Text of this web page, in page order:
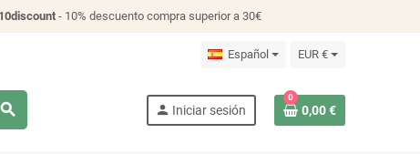
10discount- 10% descuento compra superior a 30€
Español EUR €
search person Iniciar sesión
0
0,00 €